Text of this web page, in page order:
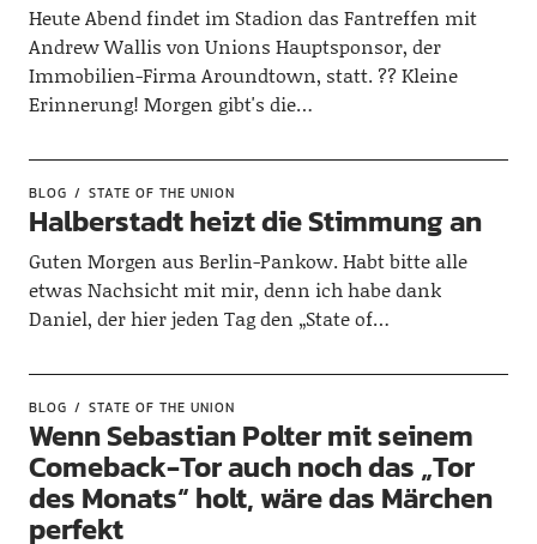
Heute Abend findet im Stadion das Fantreffen mit
Andrew Wallis von Unions Hauptsponsor, der
Immobilien-Firma Aroundtown, statt. ?? Kleine
Erinnerung! Morgen gibt's die…
BLOG STATE OF THE UNION
Halberstadt heizt die Stimmung an
Guten Morgen aus Berlin-Pankow. Habt bitte alle
etwas Nachsicht mit mir, denn ich habe dank
Daniel, der hier jeden Tag den „State of…
BLOG STATE OF THE UNION
Wenn Sebastian Polter mit seinem
Comeback-Tor auch noch das „Tor
des Monats“ holt, wäre das Märchen
perfekt